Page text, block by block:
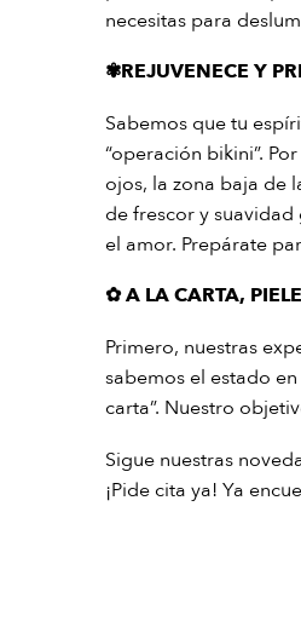
necesitas para
✾REJUVENECE Y
Sabemos que tu
“operación bikini”.
ojos, la zona baja de
de frescor y
el amor. Prepárate
✿A LA CARTA,
Primero, nuestras
sabemos el estado
carta”. Nuestro
Sigue nuestras
¡Pide cita ya! Ya